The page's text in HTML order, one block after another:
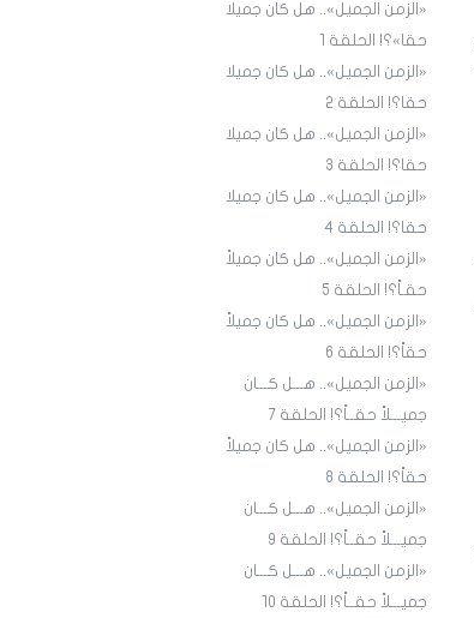
«الزمن الجميل».. هل كان جميلا
حقا»؟! الحلقة 1
«الزمن الجميل».. هل كان جميلا
حقا؟! الحلقة 2
«الزمن الجميل».. هل كان جميلا
حقا؟! الحلقة 3
«الزمن الجميل».. هل كان جميلا
حقا؟! الحلقة 4
«الزمن الجميل».. هل كان جميلاً
حقـاً؟! الحلقة 5
«الزمن الجميل».. هل كان جميلاً
حقاً؟! الحلقة 6
«الزمن الجميل».. هـــل كـــان
جميـــلاً حقــاً؟! الحلقة 7
«الزمن الجميل».. هل كان جميلاً
حقاً؟! الحلقة 8
«الزمن الجميل».. هـــل كـــان
جميـــلاً حقــاً؟! الحلقة 9
«الزمن الجميل».. هـــل كـــان
جميـــلاً حقــاً؟! الحلقة ١٠